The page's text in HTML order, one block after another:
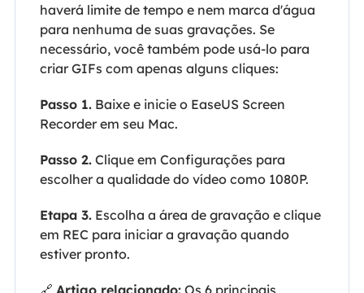
haverá limite de tempo e nem marca d'água
para nenhuma de suas gravações. Se
necessário, você também pode usá-lo para
criar GIFs com apenas alguns cliques:
Passo 1.Baixe e inicie o EaseUS Screen
Recorder em seu Mac.
Passo 2.Clique em Configurações para
escolher a qualidade do vídeo como 1080P.
Etapa 3.Escolha a área de gravação e clique
em REC para iniciar a gravação quando
estiver pronto.
🔗 Artigo relacionado:Os 6 principais